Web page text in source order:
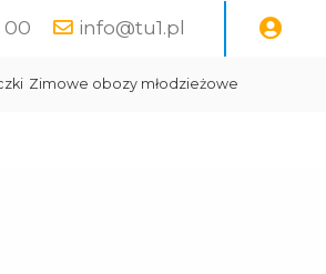
00 info@tu1.pl
Zimowe obozy młodzieżowe